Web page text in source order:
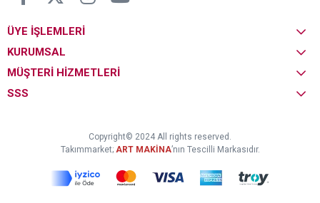
ÜYE İŞLEMLERİ
KURUMSAL
MÜŞTERİ HİZMETLERİ
SSS
Copyright© 2024 All rights reserved.
Takımmarket; ART MAKİNA’nın Tescilli Markasıdır.